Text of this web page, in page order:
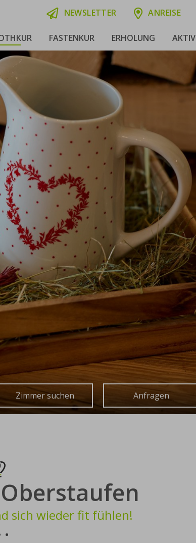
NEWSLETTER ANREISE
FASTENKUR ERHOLUNG AKTIV
Buchen Anfragen
sich wieder fit fühlen!